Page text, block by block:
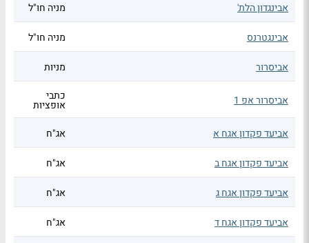
אבינגדון הלת' מניה חו"ל
אבינגטרנס מניה חו"ל
אביסרור מניות
אביסרור אפ 1 כתבי
אופציות
אביעד פקדון אגח א
אג"ח
אביעד פקדון אגח ב אג"ח
אביעד פקדון אגח ג אג"ח
אביעד פקדון אגח ד אג"ח